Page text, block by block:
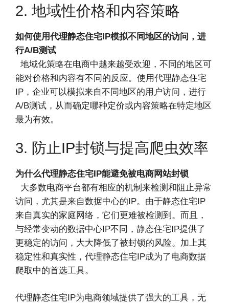
2. 地域性价格和内容策略
如何使用代理静态住宅IP模拟不同地区的访问，进
行A/B测试
地域化策略在电商中越来越受欢迎，不同的地区可
能对价格和内容有不同的反应。使用代理静态住宅
IP，企业可以模拟来自不同地区的用户访问，进行
A/B测试，从而确定哪种定价或内容策略在特定地区
最为有效。
3. 防止IP封锁与提高爬虫效率
为什么代理静态住宅IP能避免被电商网站封锁
大多数电商平台都有相应的机制来检测和阻止异常
访问，尤其是来自数据中心的IP。由于静态住宅IP
来自真实的家庭网络，它们更难被检测到。而且，
与经常变动的数据中心IP不同，静态住宅IP提供了
更稳定的访问，大大降低了被封锁的风险。加上其
稳定性和真实性，代理静态住宅IP成为了电商数据
爬取中的首选工具。
代理静态住宅IP为电商领域提供了强大的工具，无